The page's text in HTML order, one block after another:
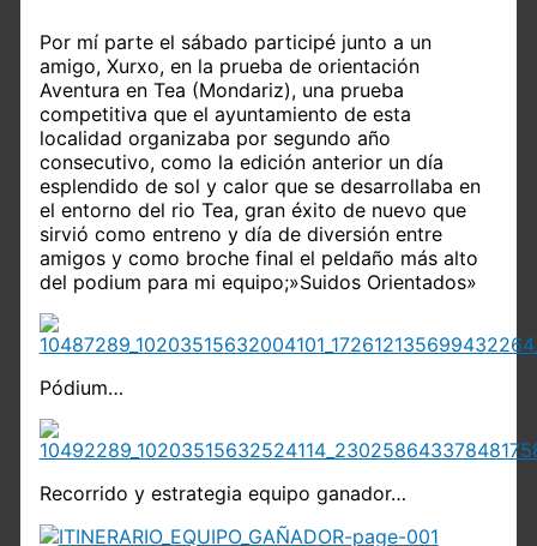
Por mí parte el sábado participé junto a un
amigo, Xurxo, en la prueba de orientación
Aventura en Tea (Mondariz), una prueba
competitiva que el ayuntamiento de esta
localidad organizaba por segundo año
consecutivo, como la edición anterior un día
esplendido de sol y calor que se desarrollaba en
el entorno del rio Tea, gran éxito de nuevo que
sirvió como entreno y día de diversión entre
amigos y como broche final el peldaño más alto
del podium para mi equipo;»Suidos Orientados»
Pódium…
Recorrido y estrategia equipo ganador…